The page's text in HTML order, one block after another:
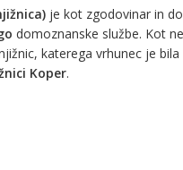
je kot zgodovinar in
domoznanske službe. Kot
katerega vrhunec je
Koper.